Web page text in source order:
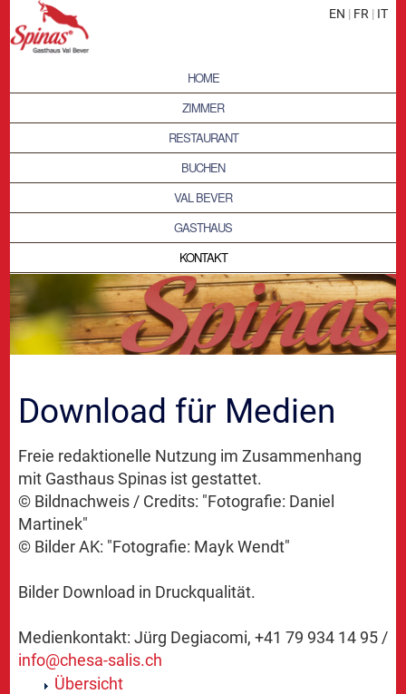
EN | FR | IT
HOME
ZIMMER
RESTAURANT
BUCHEN
VAL BEVER
GASTHAUS
KONTAKT
Download für Medien
Freie redaktionelle Nutzung im Zusammenhang
mit Gasthaus Spinas ist gestattet.
© Bildnachweis / Credits: "Fotografie: Daniel
Martinek"
© Bilder AK: "Fotografie: Mayk Wendt"
Bilder Download in Druckqualität.
Medienkontakt: Jürg Degiacomi, +41 79 934 14 95 /
info@chesa-salis.ch
Übersicht